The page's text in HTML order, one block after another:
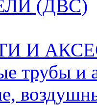
(ДВС)
И
трубы и